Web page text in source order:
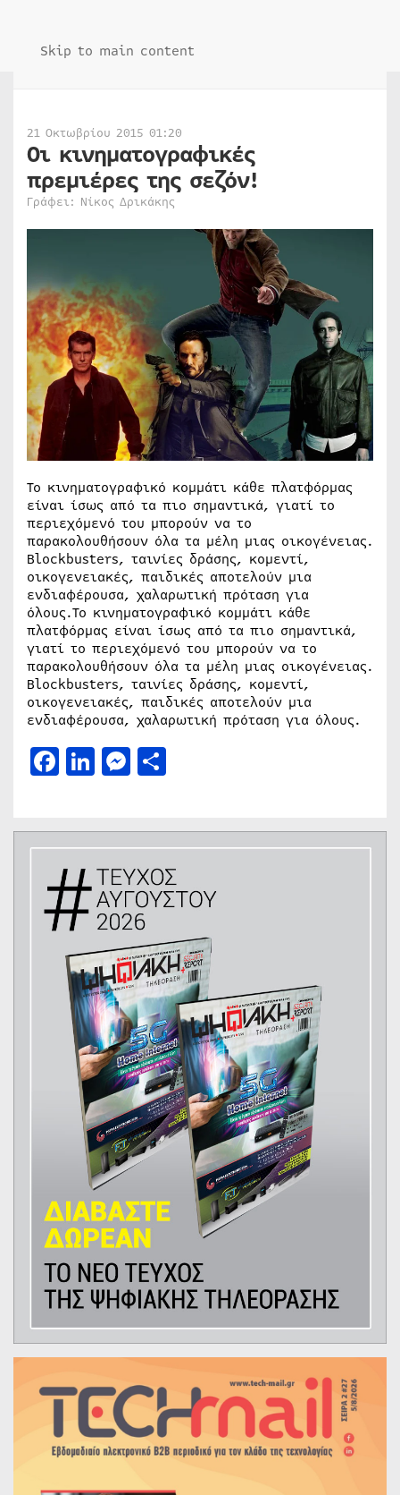
Skip to main content
21 Οκτωβρίου 2015 01:20
Οι κινηματογραφικές
πρεμιέρες της σεζόν!
Γράφει: Νίκος Δρικάκης
Το κινηματογραφικό κομμάτι κάθε πλατφόρμας
είναι ίσως από τα πιο σημαντικά, γιατί το
περιεχόμενό του μπορούν να το
παρακολουθήσουν όλα τα μέλη μιας οικογένειας.
Blockbusters, ταινίες δράσης, κομεντί,
οικογενειακές, παιδικές αποτελούν μια
ενδιαφέρουσα, χαλαρωτική πρόταση για
όλους.Το κινηματογραφικό κομμάτι κάθε
πλατφόρμας είναι ίσως από τα πιο σημαντικά,
γιατί το περιεχόμενό του μπορούν να το
παρακολουθήσουν όλα τα μέλη μιας οικογένειας.
Blockbusters, ταινίες δράσης, κομεντί,
οικογενειακές, παιδικές αποτελούν μια
ενδιαφέρουσα, χαλαρωτική πρόταση για όλους.
Facebook
LinkedIn
Messenger